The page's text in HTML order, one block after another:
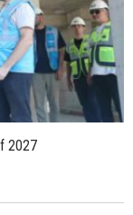
2027